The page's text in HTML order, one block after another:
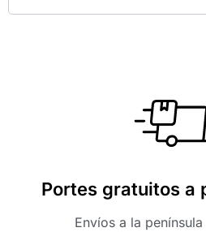
Portes gratuitos a
Envíos a la